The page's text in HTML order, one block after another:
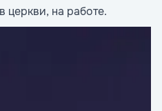
церкви, на работе.